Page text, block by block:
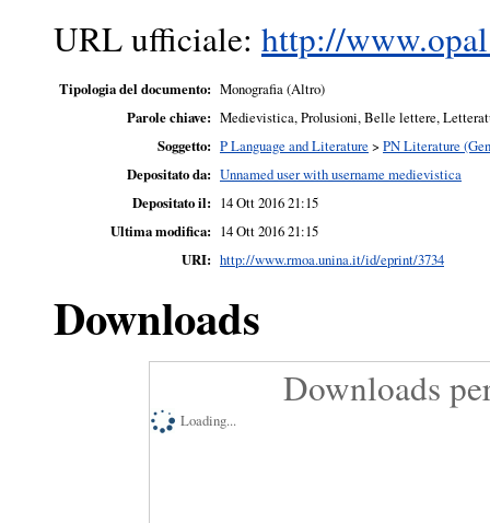
URL ufficiale: http://
Tipologia del documento: Monografia (Altro)
Parole chiave: Medievistica, Prolusioni, Belle lettere,
Soggetto: P Language and Literature > PN Literature
Depositato da: Unnamed user with username medievistica
Depositato il: 14 Ott 2016 21:15
Ultima modifica: 14 Ott 2016 21:15
URI: http://www.rmoa.unina.it/id/eprint/3734
Downloads
Downloads
Loading...